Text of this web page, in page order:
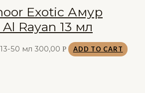
Exotic Амур
Rayan 13 мл
50 мл 300,00 Р ADD TO CART